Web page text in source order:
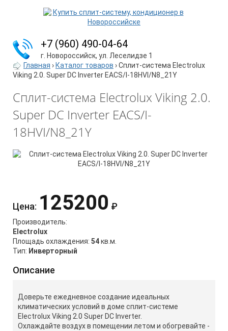
+7 (960) 490-04-64
г. Новороссийск, ул. Леселидзе 1
Главная › Каталог товаров ›Сплит-система Electrolux
Viking 2.0. Super DC Inverter EACS/I-18HVI/N8_21Y
Сплит-система Electrolux Viking 2.0.
Super DC Inverter EACS/I-
18HVI/N8_21Y
Цена: 125200 ₽
Производитель:
Electrolux
Площадь охлаждения: 54кв.м.
Тип: Инверторный
Описание
Доверьте ежедневное создание идеальных
климатических условий в доме сплит-системе
Electrolux Viking 2.0 Super DC Inverter.
Охлаждайте воздух в помещении летом и обогревайте -